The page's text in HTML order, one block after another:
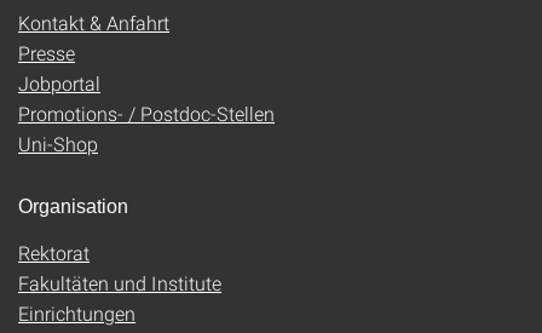
Kontakt & Anfahrt
Presse
Jobportal
Promotions- / Postdoc-Stellen
Uni-Shop
Organisation
Rektorat
Fakultäten und Institute
Einrichtungen